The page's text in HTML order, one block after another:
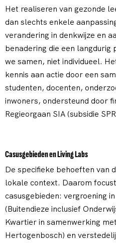
Het realiseren van gezonde
dan slechts enkele
verandering in denkwijze en
benadering die een
we samen, niet individueel.
kennis aan actie door een
studenten, docenten,
inwoners, ondersteund door
Regieorgaan SIA (subsidie
Casusgebieden en Living Labs
De specifieke behoeften van
lokale context. Daarom
casusgebieden: vergroening
(Buitendieze inclusief
Kwartier in samenwerking
Hertogenbosch) en